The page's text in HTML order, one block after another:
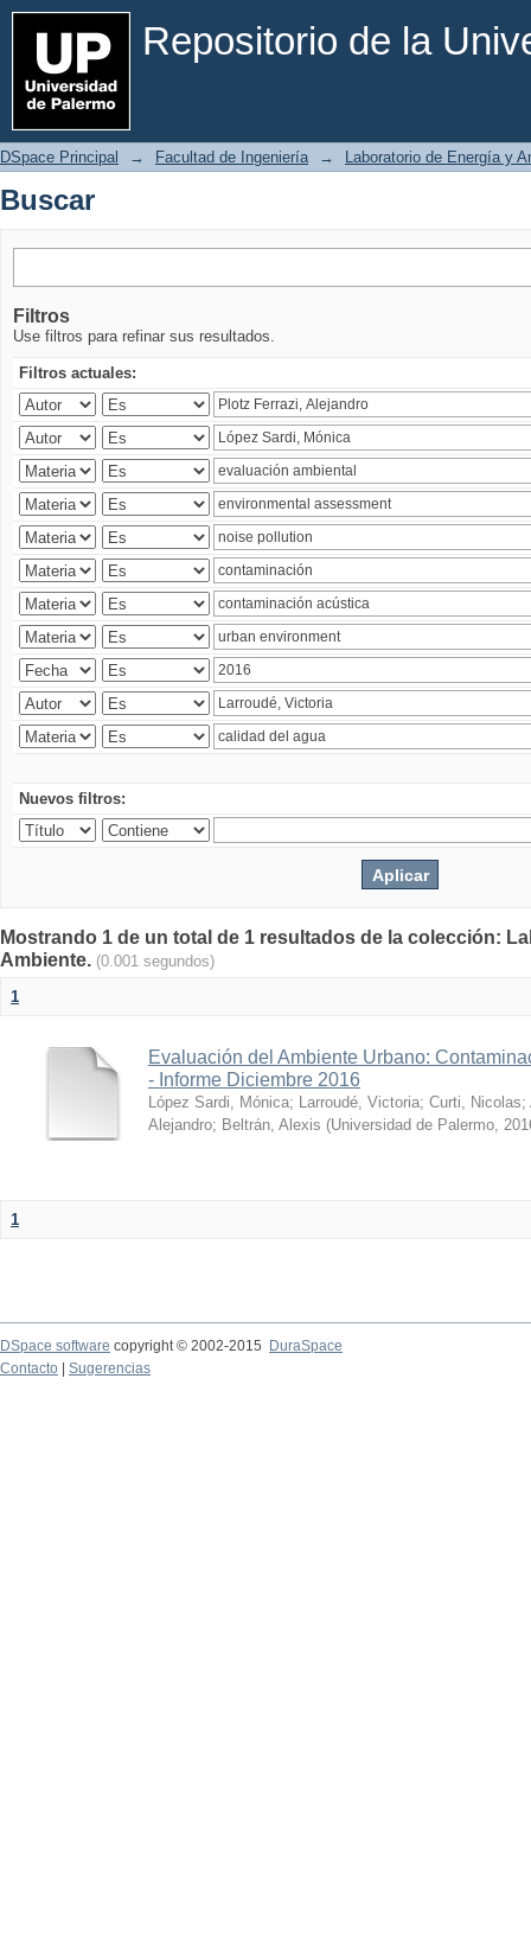
Repositorio de la
Buscar
DSpace Principal → Facultad de Ingeniería → Laboratorio de Energía y
Buscar
Filtros
Use filtros para refinar sus resultados.
Filtros actuales:
Nuevos filtros:
Mostrando 1 de un total de 1 resultados de la colección:
Ambiente. (0.001 segundos)
1
Evaluación del Ambiente Urbano:
- Informe Diciembre 2016
López Sardi, Mónica; Larroudé, Victoria; Curti, Nicolas;
Alejandro; Beltrán, Alexis (Universidad de Palermo,
1
DSpace software copyright © 2002-2015
DuraSpace
Contacto
Sugerencias